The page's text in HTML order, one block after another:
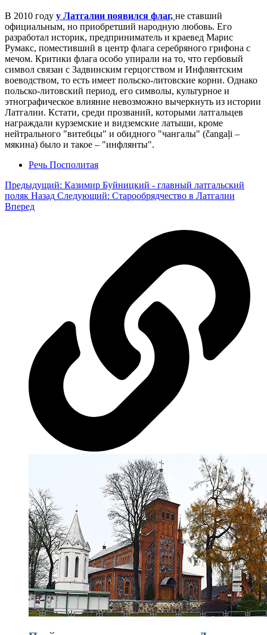
В 2010 году у Латгалии появился флаг, не ставший
официальным, но приобретший народную любовь. Его
разработал историк, предприниматель и краевед Марис
Румакс, поместивший в центр флага серебряного грифона с
мечом. Критики флага особо упирали на то, что гербовый
символ связан с Задвинским герцогством и Инфлянтским
воеводством, то есть имеет польско-литовские корни. Однако
польско-литовский период, его символы, культурное и
этнографическое влияние невозможно вычеркнуть из истории
Латгалии. Кстати, среди прозваний, которыми латгальцев
награждали курземские и видземские латыши, кроме
нейтрального "витебцы" и обидного "чангалы" (čangaļi –
мякина) было и такое – "инфлянты".
Речь Посполитая
Предыдущий: Казимир Буйницкий - главный латгальский
поляк Назад Следующий: Старообрядчество в Латгалии
Вперед